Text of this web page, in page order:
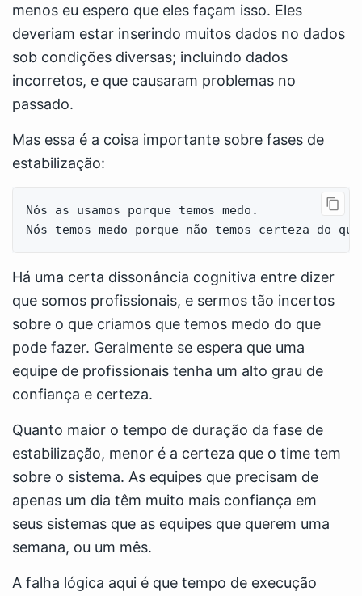
menos eu espero que eles façam isso. Eles
deveriam estar inserindo muitos dados no dados
sob condições diversas; incluindo dados
incorretos, e que causaram problemas no
passado.
Mas essa é a coisa importante sobre fases de
estabilização:
Nós as usamos porque temos medo.
Há uma certa dissonância cognitiva entre dizer
que somos profissionais, e sermos tão incertos
sobre o que criamos que temos medo do que
pode fazer. Geralmente se espera que uma
equipe de profissionais tenha um alto grau de
confiança e certeza.
Quanto maior o tempo de duração da fase de
estabilização, menor é a certeza que o time tem
sobre o sistema. As equipes que precisam de
apenas um dia têm muito mais confiança em
seus sistemas que as equipes que querem uma
semana, ou um mês.
A falha lógica aqui é que tempo de execução